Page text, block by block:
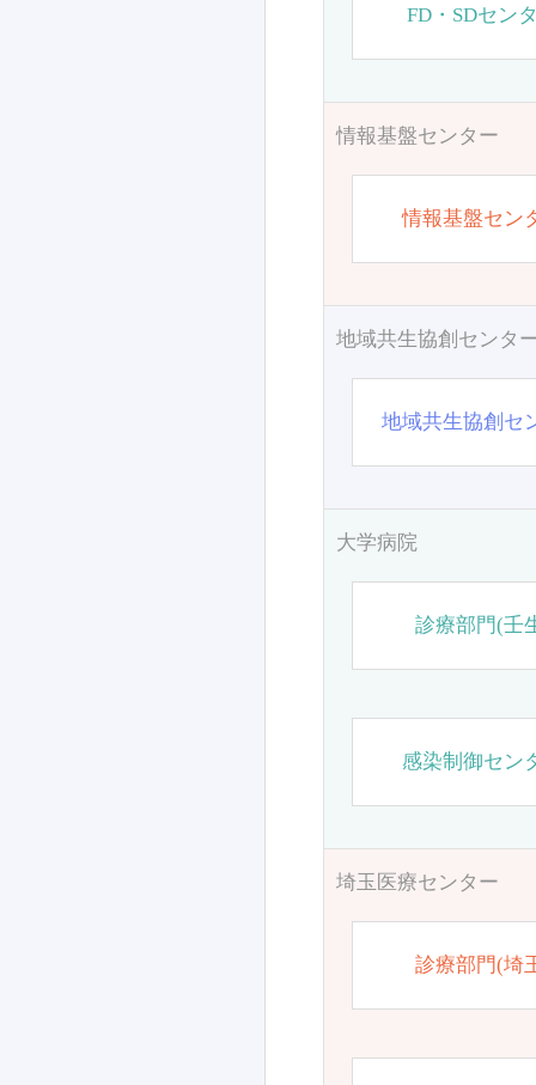
FD・SDセン
情報基盤センター
情報基盤セン
地域共生協創センタ
地域共生協創セ
大学病院
診療部門(壬
感染制御セン
埼玉医療センター
診療部門(埼